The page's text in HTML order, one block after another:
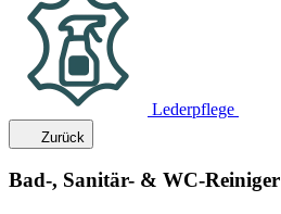
Lederpflege
Zurück
Bad-, Sanitär- & WC-Reiniger